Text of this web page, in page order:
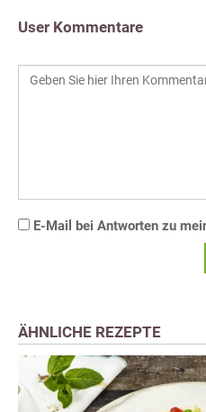
User Kommentare
E-Mail bei Antworten zu
ÄHNLICHE REZEPTE